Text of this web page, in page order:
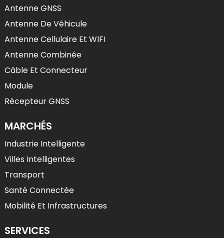
Antenne GNSS
Antenne De Véhicule
Antenne Cellulaire Et WIFI
Antenne Combinée
Câble Et Connecteur
Module
Récepteur GNSS
MARCHÉS
Industrie Intelligente
Villes Intelligentes
Transport
Santé Connectée
Mobilité Et Infrastructures
SERVICES